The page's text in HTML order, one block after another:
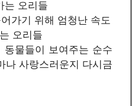
가기 위해 엄청난 속도
오리들
물들이 보여주는 순수
나 사랑스러운지 다시금